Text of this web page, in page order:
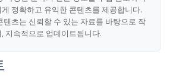
정확하고 유익한 콘텐츠를 제공합니다.
텐츠는 신뢰할 수 있는 자료를 바탕으로 작
지속적으로 업데이트됩니다.